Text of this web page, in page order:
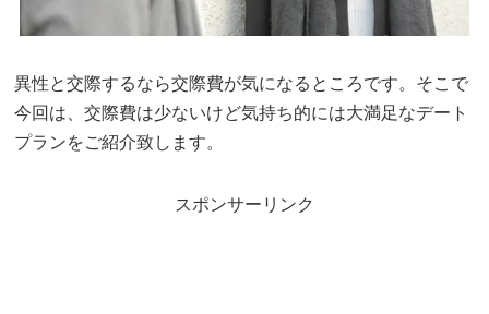
異性と交際するなら交際費が気になるところです。そこで
今回は、交際費は少ないけど気持ち的には大満足なデート
プランをご紹介致します。
スポンサーリンク